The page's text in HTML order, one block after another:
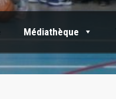
Médiathèque